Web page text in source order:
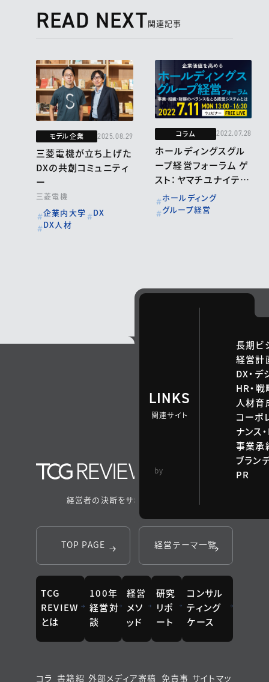
READ NEXT関連記事
モデル企業 2025.08.29
三菱電機が立ち上げた
DXの共創コミュニティ
ー
三菱電機
企業内大学
DX
DX人材
コラム 2022.07.28
ホールディングスグル
ープ経営フォーラム ゲ
スト：ヤマチユナイテッ
ド、セレンディップ・ホ
ールディングス
ホールディング
グループ経営
LINKS
関連サイト
長期ビ
経営計
DX・デ
HR・
人材育
コーポ
ナンス
事業承
ブラン
PR
by
経営者の決断をサポートするメディア
TOP PAGE 経営テーマ一覧
TCG
REVIEW
とは
100年
経営対
談
経営
メソ
ッド
研究
リポ
ート
コンサル
ティング
ケース
コラ 書籍紹 外部メディア寄稿 免責事 サイトマッ